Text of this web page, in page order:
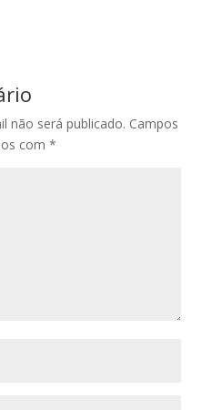
não será publicado. Campos
com *